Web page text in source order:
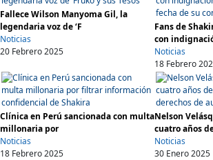
Fallece Wilson Manyoma Gil, la
legendaria voz de ‘F
Noticias
20 Febrero 2025
Fans de
con
Noticias
18 Febrero
Clínica en Perú sancionada con multa
millonaria por
Noticias
18 Febrero 2025
Nelson
cuatro años
Noticias
30 Enero 2025